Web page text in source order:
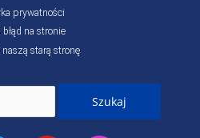
prywatności
błąd na stronie
starą stronę